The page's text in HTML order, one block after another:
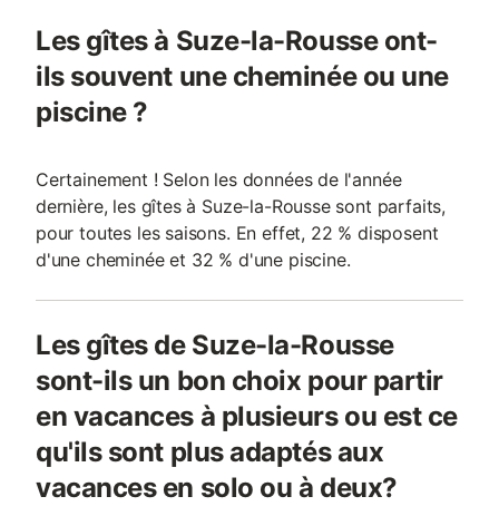
Les gîtes à Suze-la-Rousse ont-
ils souvent une cheminée ou une
piscine ?
Certainement ! Selon les données de l'année
dernière, les gîtes à Suze-la-Rousse sont parfaits,
pour toutes les saisons. En effet, 22 % disposent
d'une cheminée et 32 % d'une piscine.
Les gîtes de Suze-la-Rousse
sont-ils un bon choix pour partir
en vacances à plusieurs ou est ce
qu'ils sont plus adaptés aux
vacances en solo ou à deux?